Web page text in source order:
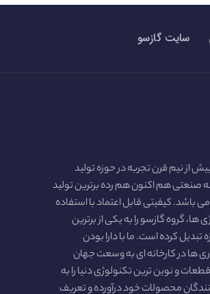
سایت گازسو
از نیم قرن تجربه در حوزه تولید
صنعتی هم اکنون هم رده برترین تولید
باشد. کیفیتی قابل اعتماد با استفاده
ها، گروه گازسو را به یکی از برترین
تبدیل کرده است. ما با دارا بودن
ها در کارخانه ای به وسعت جهان
و نوین ترین تکنولوژی دنیا را به
محصولات خود درآورده و تعریف